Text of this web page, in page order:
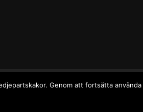
Genom att fortsätta